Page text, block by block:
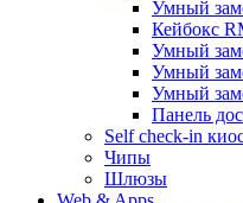
Умный
Кейбокс
Умный
Умный
Умный
Панель
Self check-in
Чипы
Шлюзы